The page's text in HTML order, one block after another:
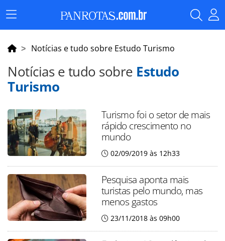
Menu
Principal
Notícias e tudo sobre Estudo Turismo
Notícias e tudo sobre Estudo
Turismo
Turismo foi o setor de mais
rápido crescimento no
mundo
02/09/2019 às 12h33
Pesquisa aponta mais
turistas pelo mundo, mas
menos gastos
23/11/2018 às 09h00